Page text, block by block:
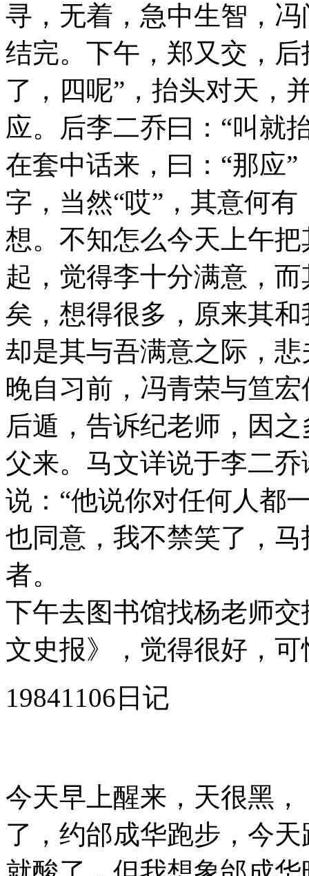
寻，无着，急中生智，
结完。下午，郑又交，
了，四呢”，抬头对天，
应。后李二乔曰：“叫就
在套中话来，曰：“那应
字，当然“哎”，其意何
想。不知怎么今天上午
起，觉得李十分满意，
矣，想得很多，原来其
却是其与吾满意之际，悲
晚自习前，冯青荣与笪
后遁，告诉纪老师，因
父来。马文详说于李二
说：“他说你对任何人都
也同意，我不禁笑了，
者。
下午去图书馆找杨老师
文史报》，觉得很好，
19841106日记
今天早上醒来，天很黑
了，约邰成华跑步，今